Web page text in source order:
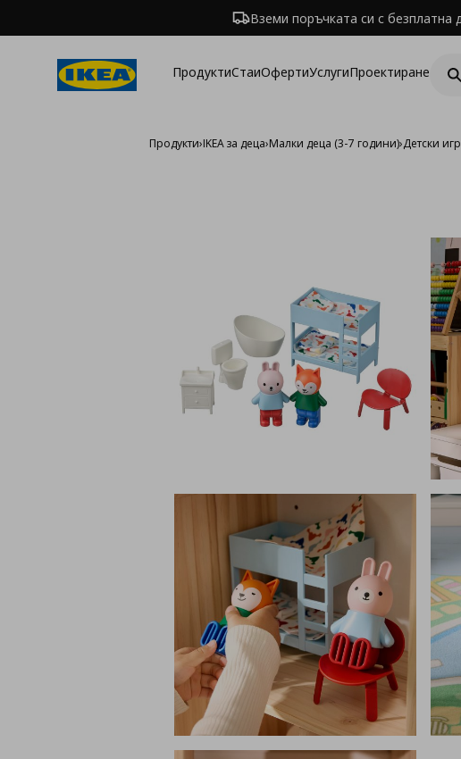
Вземи поръчката си с
ПродуктиСтаиОфертиУслугиПроектиране
Продукти›IKEA за деца›Малки деца (3-7 години)›Детски